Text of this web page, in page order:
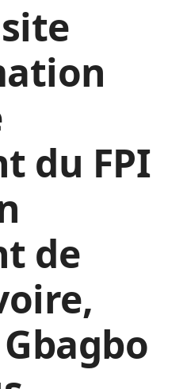
du FPI
de